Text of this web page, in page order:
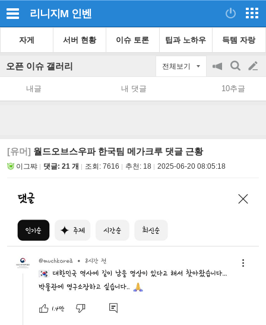
리니지M 인벤
자게 서버 현황 이슈 토론 팁과 노하우 득템 자랑
오픈 이슈 갤러리 전체보기
공
지
on/off
검
색
글
쓰
내글 내 댓글 10추글
[유머] 월드오브스우파 한국팀 메가크루 댓글 근황
이그쨔 댓글: 21 개 조회: 7616 추천: 18 2025-06-20 08:05:18